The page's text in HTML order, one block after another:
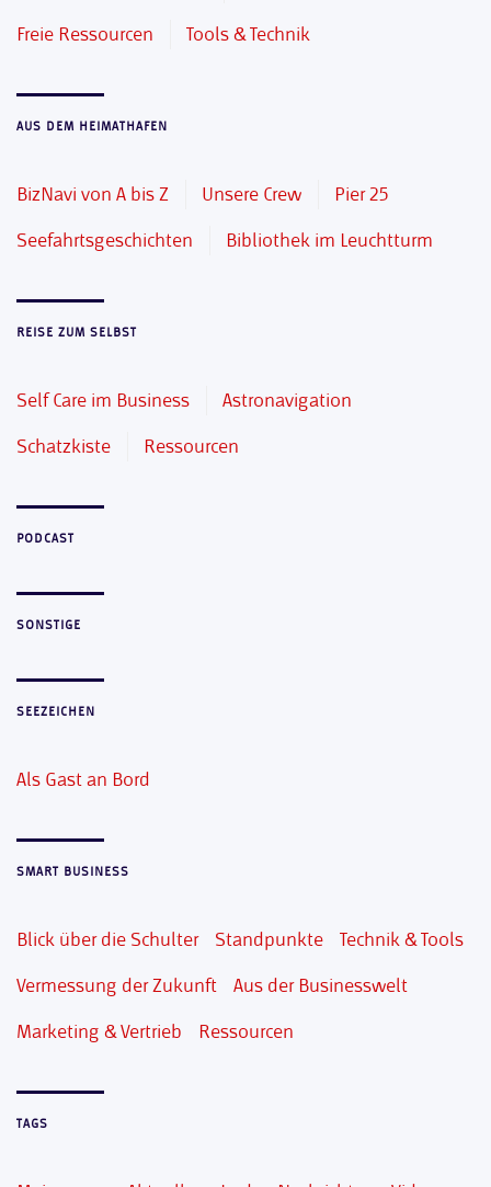
Freie Ressourcen Tools & Technik
AUS DEM HEIMATHAFEN
BizNavi von A bis Z Unsere Crew Pier 25
Seefahrtsgeschichten Bibliothek im Leuchtturm
REISE ZUM SELBST
Self Care im Business Astronavigation
Schatzkiste Ressourcen
PODCAST
SONSTIGE
SEEZEICHEN
Als Gast an Bord
SMART BUSINESS
Blick über die Schulter Standpunkte Technik & Tools
Vermessung der Zukunft Aus der Businesswelt
Marketing & Vertrieb Ressourcen
TAGS